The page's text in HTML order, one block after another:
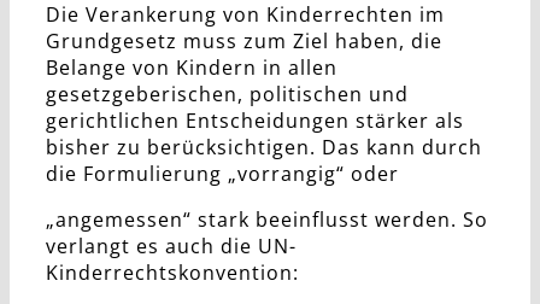
Die Verankerung von Kinderrechten im
Grundgesetz muss zum Ziel haben, die
Belange von Kindern in allen
gesetzgeberischen, politischen und
gerichtlichen Entscheidungen stärker als
bisher zu berücksichtigen. Das kann durch
die Formulierung „vorrangig“ oder
„angemessen“ stark beeinflusst werden. So
verlangt es auch die UN-
Kinderrechtskonvention: